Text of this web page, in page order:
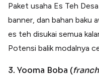
Paket usaha Es Teh
banner, dan bahan baku
es teh disukai semua
Potensi balik modalnya
3. Yooma Boba (